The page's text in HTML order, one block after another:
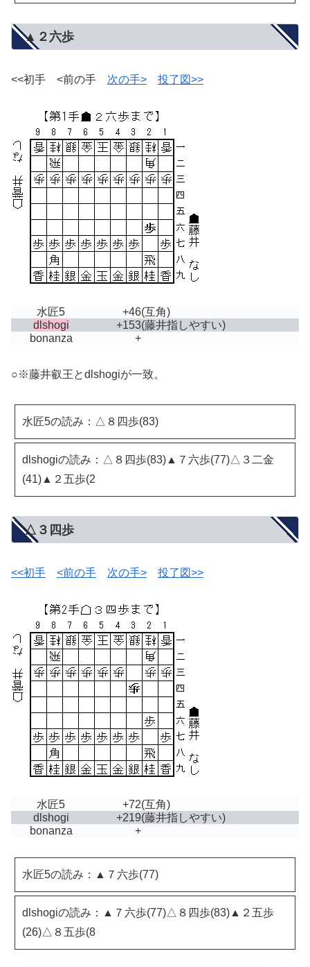
▲２六歩
<<初手 <前の手 次の手> 投了図>>
水匠5 +46(互角)
dlshogi
+153(藤井指しやすい)
bonanza
+
○※藤井叡王とdlshogiが一致。
水匠5の読み：△８四歩(83)
dlshogiの読み：△８四歩(83)▲７六歩(77)△３二金
(41)▲２五歩(2
△３四歩
<<初手 <前の手 次の手> 投了図>>
水匠5 +72(互角)
dlshogi
+219(藤井指しやすい)
bonanza
+
水匠5の読み：▲７六歩(77)
dlshogiの読み：▲７六歩(77)△８四歩(83)▲２五歩
(26)△８五歩(8